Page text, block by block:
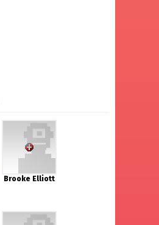
Brooke Elliott